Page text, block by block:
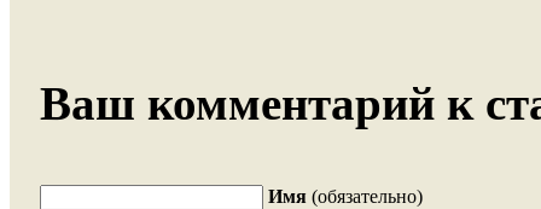
Ваш комментарий к
Имя (обязательно)